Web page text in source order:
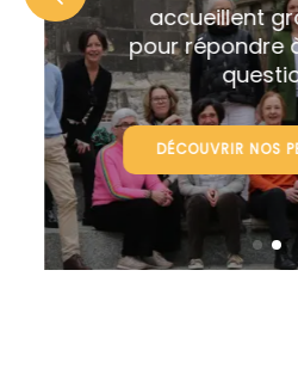
accueillent
pour répondre
DÉCOUVRIR NOS